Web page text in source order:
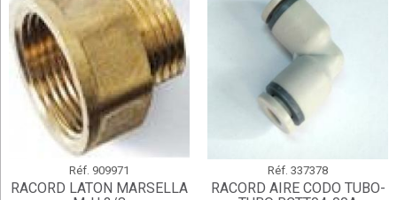
Réf. 909971
RACORD LATON MARSELLA
Réf. 337378
RACORD AIRE CODO TUBO-